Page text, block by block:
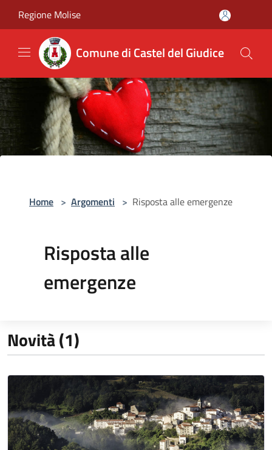
Regione Molise
Comune di Castel del Giudice
Home > Argomenti > Risposta alle emergenze
Risposta alle
emergenze
Novità (1)